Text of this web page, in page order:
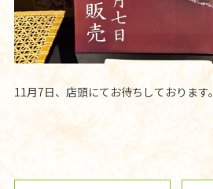
11月7日、店頭にてお待ちしております。